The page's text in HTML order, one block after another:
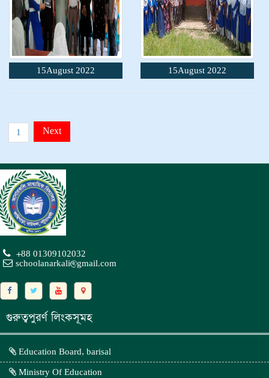
15August 2022 15August 2022
1 Next
+88 01309102032
schoolanarkali@gmail.com
গুরুত্বপুরর্ণ লিংকসূমহ
Education Board, barisal
Ministry Of Education